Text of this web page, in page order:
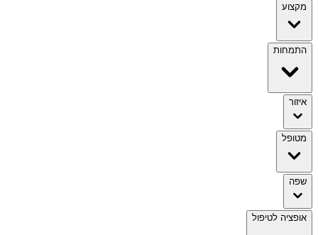
מקצוע
התמחות
איזור
מטופל
שפה
אופציה לטיפול